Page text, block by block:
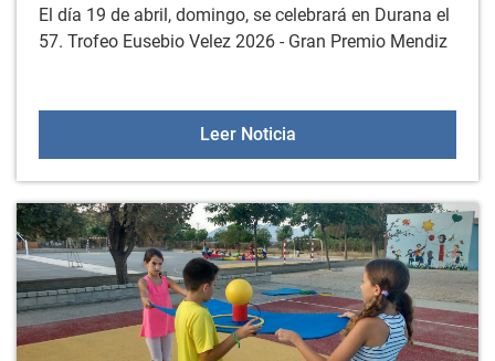
El día 19 de abril, domingo, se celebrará en Durana el
57. Trofeo Eusebio Velez 2026 - Gran Premio Mendiz
Leer Noticia57. Trofeo "EUSEBIO